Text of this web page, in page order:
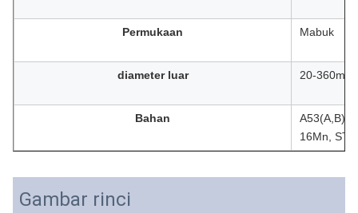
Permukaan Mabuk
diameter luar 20-360mm
Bahan
A53(A,B),
16Mn,
Gambar rinci